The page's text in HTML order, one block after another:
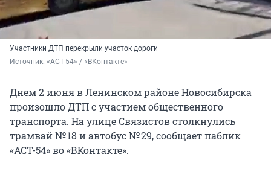
Участники ДТП перекрыли участок дороги
Источник: «АСТ-54» / «ВКонтакте»
Днем 2 июня в Ленинском районе Новосибирска
произошло ДТП с участием общественного
транспорта. На улице Связистов столкнулись
трамвай № 18 и автобус № 29, сообщает паблик
«АСТ-54» во «ВКонтакте».